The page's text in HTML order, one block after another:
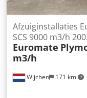
Wijchen 171 km
Afzuiginstallaties
SCS 9000 m3/h
Euromate
m3/h